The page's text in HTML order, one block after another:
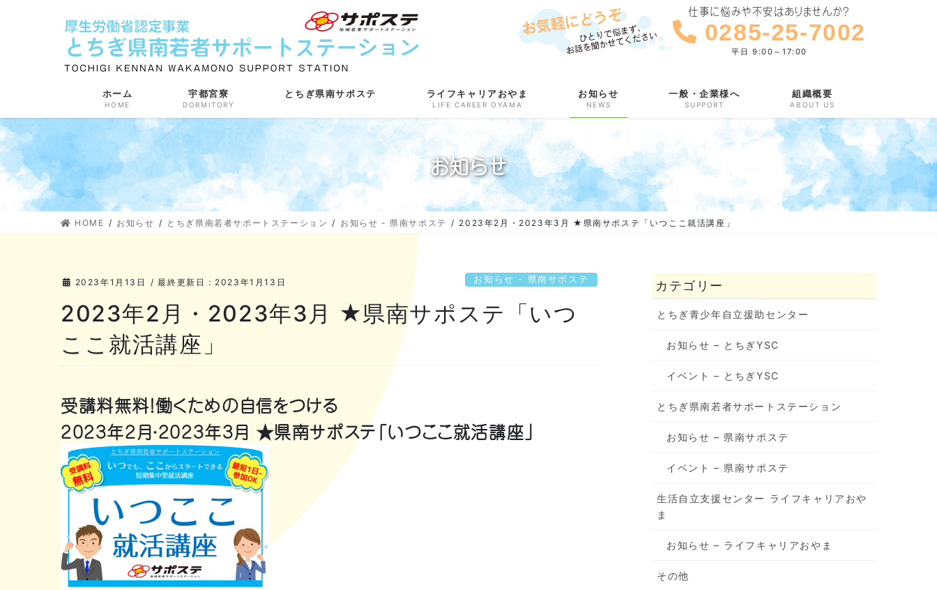
動
に
移
仕事に悩みや不安はありませんか？
0285-25-7002
平日 9:00～17:00
ホーム
HOME
宇都宮寮
DORMITORY
とちぎ県南サポステ ライフキャリアおやま
LIFE CAREER OYAMA
お知らせ
NEWS
一般・企業様へ
SUPPORT
組織概要
ABOUT US
お知らせ
HOME お知らせ とちぎ県南若者サポートステーション お知らせ - 県南サポステ 2023年2月・2023年3月 ★県南サポステ「いつここ就活講座」
2023年1月13日 / 最終更新日 : 2023年1月13日 お知らせ - 県南サポステ
2023年2月・2023年3月 ★県南サポステ「いつ
ここ就活講座」
受講料無料！働くための自信をつける
2023年2月・2023年3月 ★県南サポステ「いつここ就活講座」
カテゴリー
とちぎ青少年自立援助センター
お知らせ – とちぎYSC
イベント – とちぎYSC
とちぎ県南若者サポートステーション
お知らせ – 県南サポステ
イベント – 県南サポステ
生活自立支援センター ライフキャリアおや
ま
お知らせ – ライフキャリアおやま
その他